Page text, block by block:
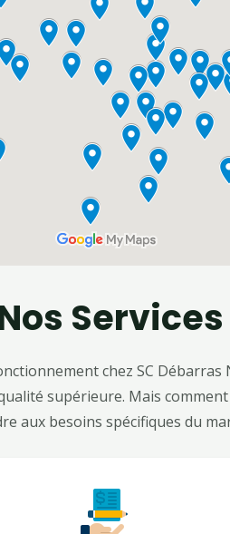
Services
chez SC
supérieure. Mais
aux besoins spécifiques du